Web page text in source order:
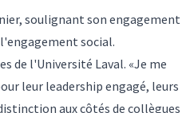
soulignant son engagement
social.
de l'Université Laval. «Je me
leur leadership engagé, leurs
aux côtés de collègues